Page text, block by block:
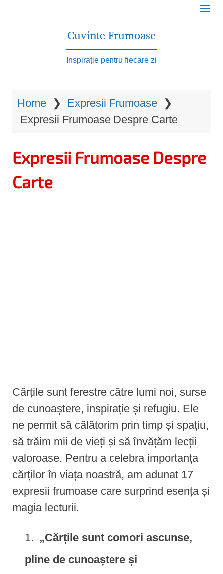
Cuvinte Frumoase
Inspirație pentru fiecare zi
Home ❯ Expresii Frumoase ❯
Expresii Frumoase Despre Carte
Expresii Frumoase Despre
Carte
Cărțile sunt ferestre către lumi noi, surse
de cunoaștere, inspirație și refugiu. Ele
ne permit să călătorim prin timp și spațiu,
să trăim mii de vieți și să învățăm lecții
valoroase. Pentru a celebra importanța
cărților în viața noastră, am adunat 17
expresii frumoase care surprind esența și
magia lecturii.
„Cărțile sunt comori ascunse,
pline de cunoaștere și